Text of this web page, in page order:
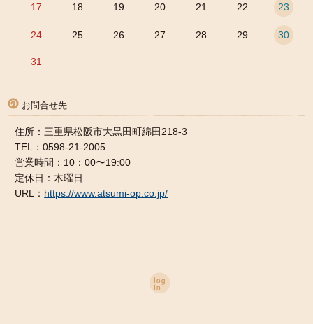
17 18 19 20 21 22 23
24 25 26 27 28 29 30
31
お問合せ先
住所：三重県松阪市大黒田町綿田218-3
TEL：0598-21-2005
営業時間：10：00〜19:00
定休日：木曜日
URL： https://www.atsumi-op.co.jp/